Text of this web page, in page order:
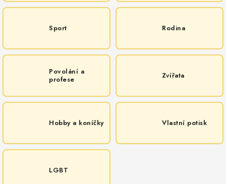
Sport Rodina
Povolání a
profese
Zvířata
Hobby a koníčky Vlastní potisk
LGBT